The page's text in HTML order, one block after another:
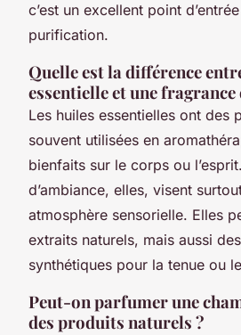
c’est un excellent point
purification.
Quelle est la différence
essentielle et une fragrance
Les huiles essentielles ont des
souvent utilisées en
bienfaits sur le corps ou
d’ambiance, elles, visent
atmosphère sensorielle. Elles
extraits naturels, mais aussi
synthétiques pour la tenue ou
Peut-on parfumer une
des produits naturels ?